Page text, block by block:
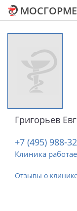
Григорьев
+7 (495) 988-
Клиника
Отзывы о клинике